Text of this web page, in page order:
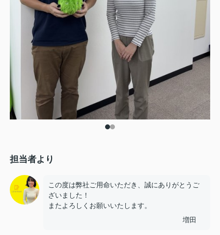
担当者より
この度は弊社ご用命いただき、誠にありがとうご
ざいました！
またよろしくお願いいたします。
増田